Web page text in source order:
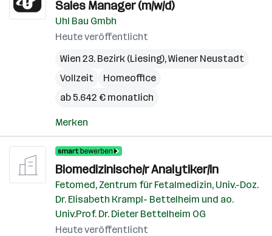
Sales Manager (m/w/d)
Uhl Bau Gmbh
Heute veröffentlicht
Wien 23. Bezirk (Liesing),Wiener Neustadt
Vollzeit
Homeoffice
ab 5.642 € monatlich
Merken
Biomedizinische/r Analytiker/in
Fetomed, Zentrum für Fetalmedizin, Univ.-Doz.
Dr. Elisabeth Krampl- Bettelheim und ao.
Univ.Prof. Dr. Dieter Bettelheim OG
Heute veröffentlicht